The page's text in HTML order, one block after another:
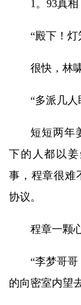
1。93真相
“殿下！灯
很快，林
“多派几
短短两年
下的人都以
事，程章很难
协议。
程章一颗
“李梦哥
的向密室内望去